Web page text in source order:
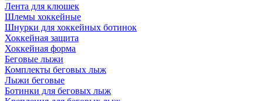
Лента для клюшек
Шлемы хоккейные
Шнурки для хоккейных ботинок
Хоккейная защита
Хоккейная форма
Беговые лыжи
Комплекты беговых лыж
Лыжи беговые
Ботинки для беговых лыж